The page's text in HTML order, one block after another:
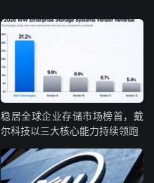
稳居全球企业存储市场榜首，戴
尔科技以三大核心能力持续领跑